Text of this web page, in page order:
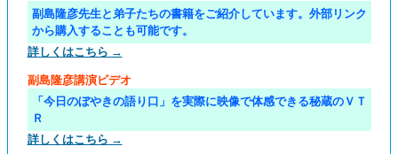
副島隆彦先生と弟子たちの書籍をご紹介しています。外部リンク
から購入することも可能です。
詳しくはこちら →
副島隆彦講演ビデオ
「今日のぼやきの語り口」を実際に映像で体感できる秘蔵のＶＴ
Ｒ
詳しくはこちら →